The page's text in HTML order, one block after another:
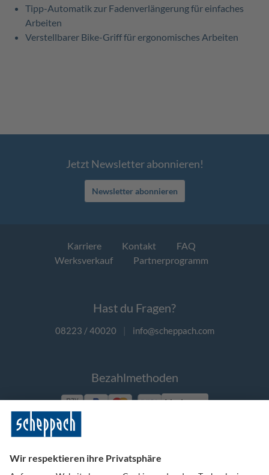
Tipp-Automatik zur Fadenverlängerung für einfaches
Arbeiten
Verstellbarer Bike-Griff für ergonomisches Arbeiten
Jetzt Newsletter abonnieren!
Newsletter abonnieren
Karriere Kontakt
FAQ
Werksverkauf
Partnerprogramm
Hast du Fragen?
08223 / 40020 | info@scheppach.com
Bezahlmethoden
Vorkasse
Folge uns auf Social Media